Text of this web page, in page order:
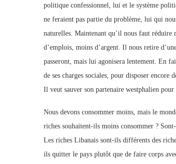
politique confessionnel, lui et le système
ne feraient pas partie du problème, lui qui
naturelles. Maintenant qu’il nous faut réduire
d’emplois, moins d’argent. Il nous retire
passeront, mais lui agonisera lentement. En
de ses charges sociales, pour disposer encore
Il veut sauver son partenaire westphalien
Nous devons consommer moins, mais le
riches souhaitent-ils moins consommer ?
Les riches Libanais sont-ils différents des
ils quitter le pays plutôt que de faire corps